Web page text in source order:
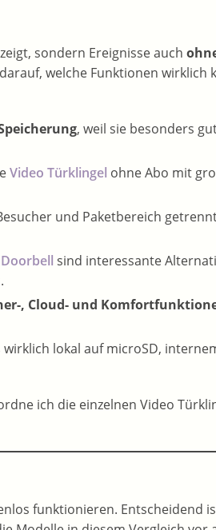
sondern Ereignisse auch
welche Funktionen wirklich
, weil sie besonders
Video Türklingel ohne Abo mit
und Paketbereich
sind interessante
, Cloud- und
lokal auf microSD,
ich die einzelnen Video
funktionieren. Entscheidend